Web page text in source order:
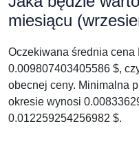
miesiącu
Oczekiwana średnia
0.009807403405586 $,
obecnej ceny. Minimalna
okresie wynosi
0.012259254256982 $.